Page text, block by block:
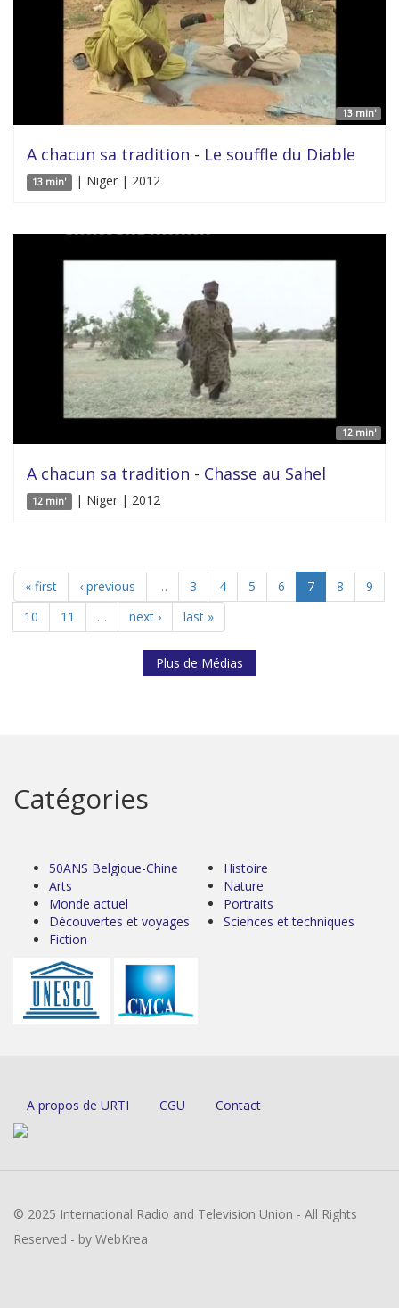
13 min'
A chacun sa tradition - Le souffle du Diable
13 min' | Niger | 2012
12 min'
A chacun sa tradition - Chasse au Sahel
12 min' | Niger | 2012
« first ‹ previous … 3 4 5 6 7 8
9
10
11 … next › last »
Plus de Médias
Catégories
50ANS Belgique-Chine
Arts
Monde actuel
Découvertes et voyages
Fiction
Histoire
Nature
Portraits
Sciences et techniques
A propos de URTI CGU Contact
© 2025 International Radio and Television Union - All Rights
Reserved - by WebKrea